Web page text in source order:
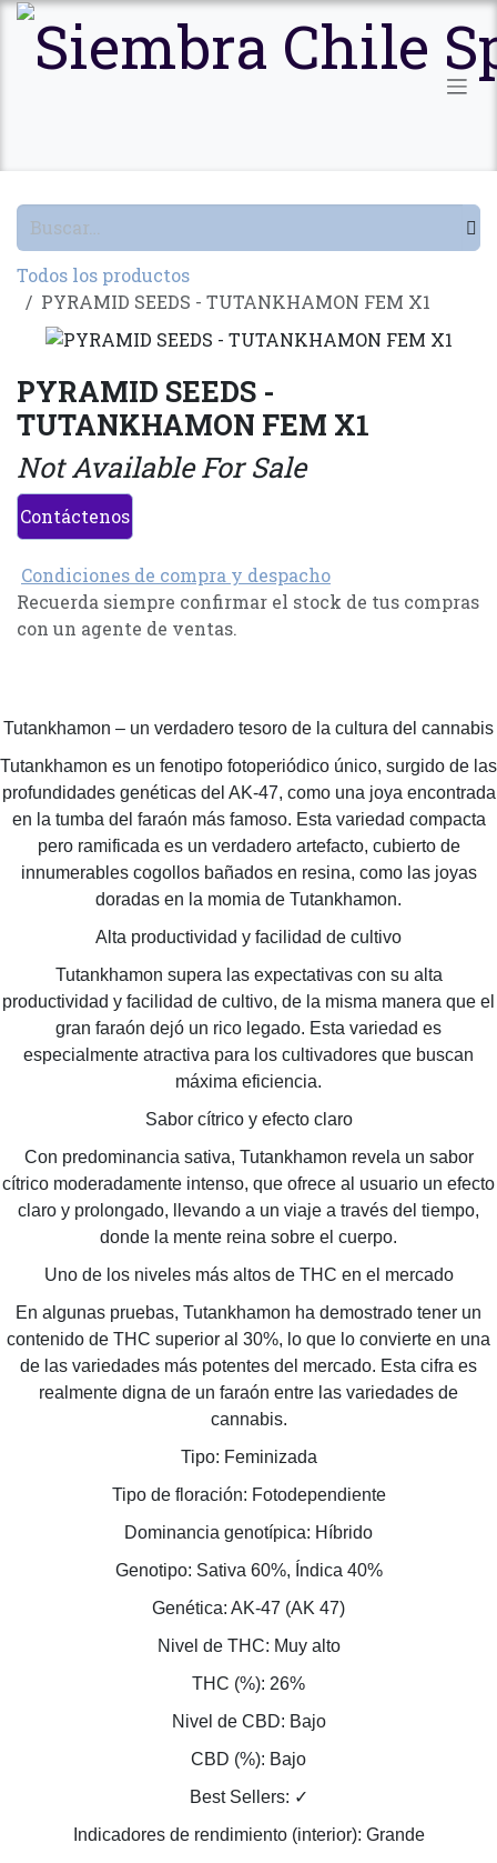
Ir al contenido
Todos los productos
PYRAMID SEEDS - TUTANKHAMON FEM X1
PYRAMID SEEDS -
TUTANKHAMON FEM X1
Not Available For Sale
Contáctenos
Condiciones de compra y despacho
Recuerda siempre confirmar el stock de tus compras
con un agente de ventas.
Tutankhamon – un verdadero tesoro de la cultura del cannabis
Tutankhamon es un fenotipo fotoperiódico único, surgido de las
profundidades genéticas del AK-47, como una joya encontrada
en la tumba del faraón más famoso. Esta variedad compacta
pero ramificada es un verdadero artefacto, cubierto de
innumerables cogollos bañados en resina, como las joyas
doradas en la momia de Tutankhamon.
Alta productividad y facilidad de cultivo
Tutankhamon supera las expectativas con su alta
productividad y facilidad de cultivo, de la misma manera que el
gran faraón dejó un rico legado. Esta variedad es
especialmente atractiva para los cultivadores que buscan
máxima eficiencia.
Sabor cítrico y efecto claro
Con predominancia sativa, Tutankhamon revela un sabor
cítrico moderadamente intenso, que ofrece al usuario un efecto
claro y prolongado, llevando a un viaje a través del tiempo,
donde la mente reina sobre el cuerpo.
Uno de los niveles más altos de THC en el mercado
En algunas pruebas, Tutankhamon ha demostrado tener un
contenido de THC superior al 30%, lo que lo convierte en una
de las variedades más potentes del mercado. Esta cifra es
realmente digna de un faraón entre las variedades de
cannabis.
Tipo: Feminizada
Tipo de floración: Fotodependiente
Dominancia genotípica: Híbrido
Genotipo: Sativa 60%, Índica 40%
Genética: AK-47 (AK 47)
Nivel de THC: Muy alto
THC (%): 26%
Nivel de CBD: Bajo
CBD (%): Bajo
Best Sellers: ✓
Indicadores de rendimiento (interior): Grande